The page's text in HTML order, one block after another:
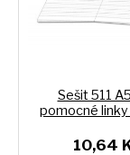
Sešit 511
pomocné
10,64